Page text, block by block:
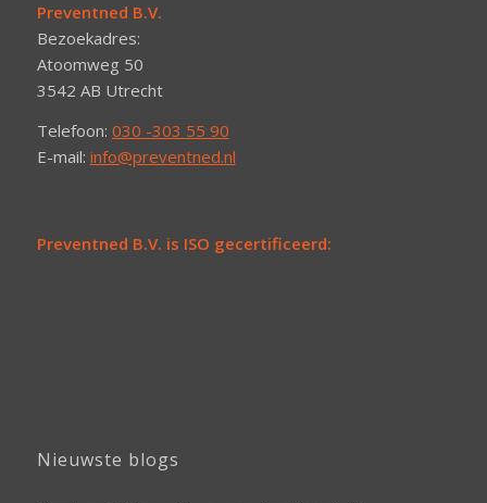
Preventned B.V.
Bezoekadres:
Atoomweg 50
3542 AB Utrecht
Telefoon: 030 -303 55 90
E-mail: info@preventned.nl
Preventned B.V. is ISO gecertificeerd:
Nieuwste blogs